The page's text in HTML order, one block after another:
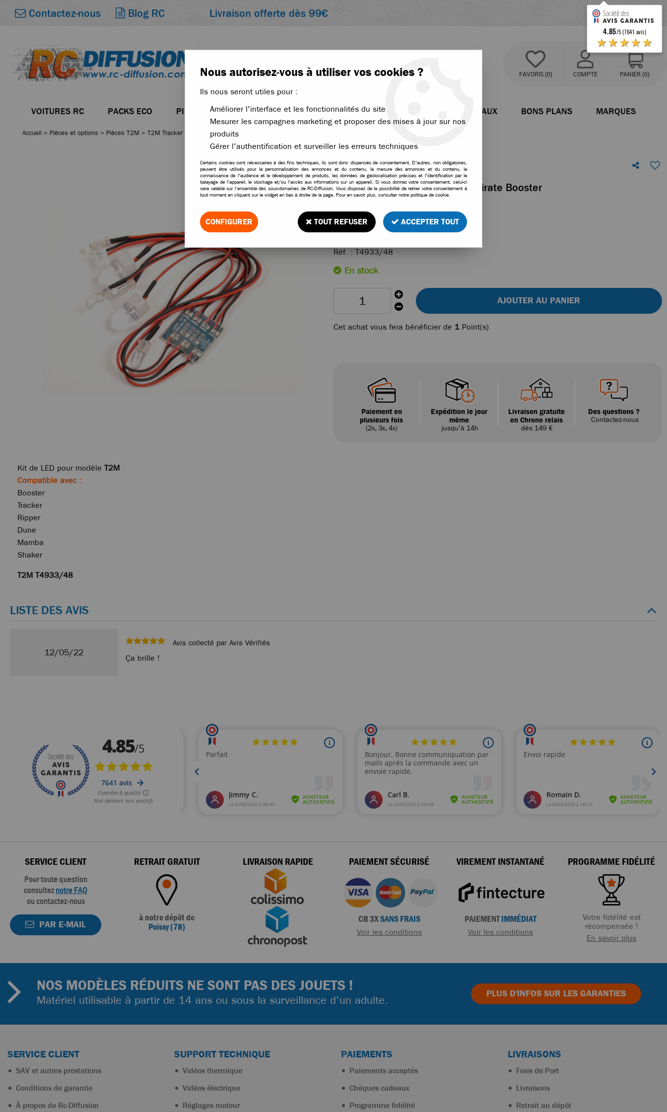
Contactez-nous Blog RC Livraison offerte dès 99€
FAVORIS (0) COMPTE PANIER (0)
VOITURES RC PACKS ECO PIÈCES ACCESSOIRES ÉLECTRONIQUE BATEAUX BONS PLANS MARQUES
Accueil > Pièces et options > Pièces T2M > T2M Tracker Booster Dune Ripper
T2M kit d' éclairage LED pour Pirate Booster
9,90 €TTC
Réf. : T4933/48
En stock
AJOUTER AU PANIER
Cet achat vous fera bénéficier de 1 Point(s)
Paiement en
plusieurs fois
(2x, 3x, 4x)
Expédition le jour
même
jusqu'à 14h
Livraison gratuite
en Chrono relais
dès 149 €
Des questions ?
Contactez-nous
Kit de LED pour modèle T2M
Compatible avec :
Booster
Tracker
Ripper
Dune
Mamba
Shaker
T2M T4933/48
LISTE DES AVIS
12/05/22
Avis collecté par Avis Vérifiés
Ça brille !
SERVICE CLIENT
Pour toute question
consulteznotre FAQ
ou contactez-nous
PAR E-MAIL
RETRAIT GRATUIT
à notre dépôt de
Poissy (78)
LIVRAISON RAPIDE PAIEMENT SÉCURISÉ
CB 3XSANS FRAIS
Voir les conditions
VIREMENT INSTANTANÉ
PAIEMENTIMMÉDIAT
Voir les conditions
PROGRAMME FIDÉLITÉ
Votre fidélité est
récompensée !
En savoir plus
NOS MODÈLES RÉDUITS NE SONT PAS DES JOUETS !
Matériel utilisable à partir de 14 ans ou sous la surveillance d'un adulte.
PLUS D'INFOSSUR LES GARANTIES
SERVICE CLIENT
SAV et autres prestations
Conditions de garantie
À propos de Rc-Diffusion
SUPPORT TECHNIQUE
Vidéos thermique
Vidéos électrique
Réglages moteur
PAIEMENTS
Paiements acceptés
Chèques cadeaux
Programme fidélité
LIVRAISONS
Frais de Port
Livraisons
Retrait au dépôt
Nous autorisez-vous à utiliser vos cookies ?
Ils nous seront utiles pour :
Améliorer l'interface et les fonctionnalités du site
Mesurer les campagnes marketing et proposer des mises à jour sur nos
produits
Gérer l'authentification et surveiller les erreurs techniques
Certains cookies sont nécessaires à des fins techniques, ils sont donc dispensés de consentement. D'autres, non obligatoires,
peuvent être utilisés pour la personnalisation des annonces et du contenu, la mesure des annonces et du contenu, la
connaissance de l'audience et le développement de produits, les données de géolocalisation précises et l'identification par le
balayage de l'appareil, le stockage et/ou l'accès aux informations sur un appareil. Si vous donnez votre consentement, celui-ci
sera valable sur l’ensemble des sous-domaines de RC-Diffusion. Vous disposez de la possibilité de retirer votre consentement à
tout moment en cliquant sur le widget en bas à droite de la page. Pour en savoir plus, consulter notre politique de cookie.
CONFIGURER TOUT REFUSER ACCEPTER TOUT
4.85/5 (7641 avis)
★★★★★